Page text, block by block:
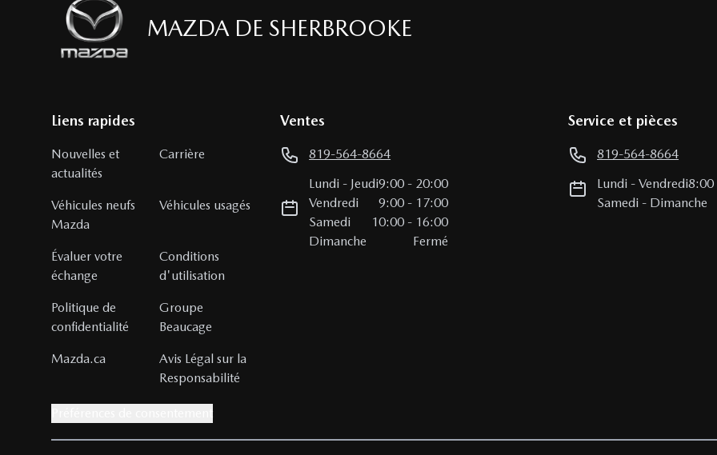
MAZDA DE SHERBROOKE
Liens rapides
Nouvelles et
actualités
Carrière
Véhicules neufs
Mazda
Véhicules usagés
Évaluer votre
échange
Conditions
d'utilisation
Politique de
confidentialité
Groupe
Beaucage
Mazda.ca
Avis Légal sur la
Responsabilité
Ventes
819-564-8664
Lundi - Jeudi9:00 - 20:00
Vendredi
9:00 - 17:00
Samedi
10:00 - 16:00
Dimanche
Fermé
Service et pièces
819-564-8664
Lundi -Vendredi8:00
Samedi - Dimanche